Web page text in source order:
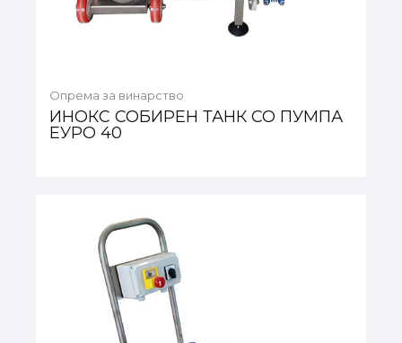
Опрема за винарство
ИНОКС СОБИРЕН ТАНК СО ПУМПА
ЕУРО 40